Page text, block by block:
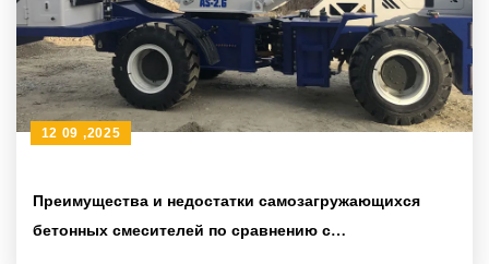
Преимущества и недостатки самозагружающихся
бетонных смесителей по сравнению с
12 09 ,2025